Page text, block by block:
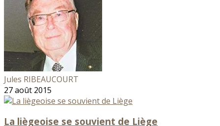
Jules RIBEAUCOURT
27 août 2015
La liègeoise se souvient de Liège